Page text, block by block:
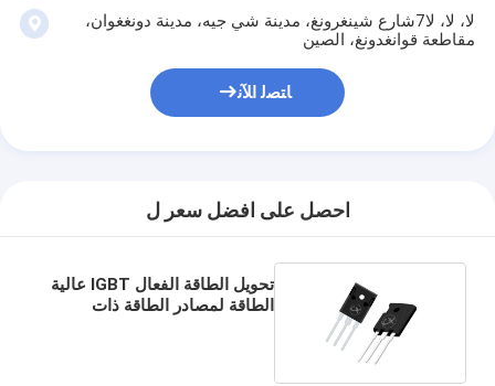
لا، لا، لا7شارع شينغرونغ، مدينة شي جيه، مدينة دونغغوان،
مقاطعة قوانغدونغ، الصين
ﺎﺘﺼﻟ ﺍﻶﻧ
احصل على افضل سعر ل
تحويل الطاقة الفعال IGBT عالية
الطاقة لمصادر الطاقة ذات